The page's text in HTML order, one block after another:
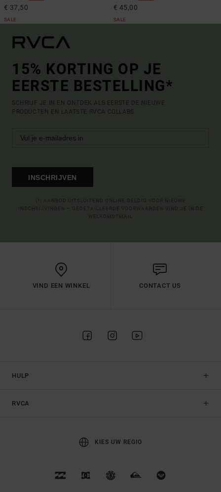
€ 37,50
SALE
€ 45,00
SALE
15% KORTING OP JE
EERSTE BESTELLING*
SCHRIJF JE IN EN ONTDEK ALS EERSTE DE NIEUWE
PRODUCTEN EN LAATSTE RVCA COLLABS.
INSCHRIJVEN
VIND EEN WINKEL CONTACT US
HULP
RVCA
KIES UW REGIO